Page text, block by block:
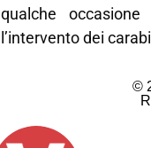
qualche
l’intervento dei
©